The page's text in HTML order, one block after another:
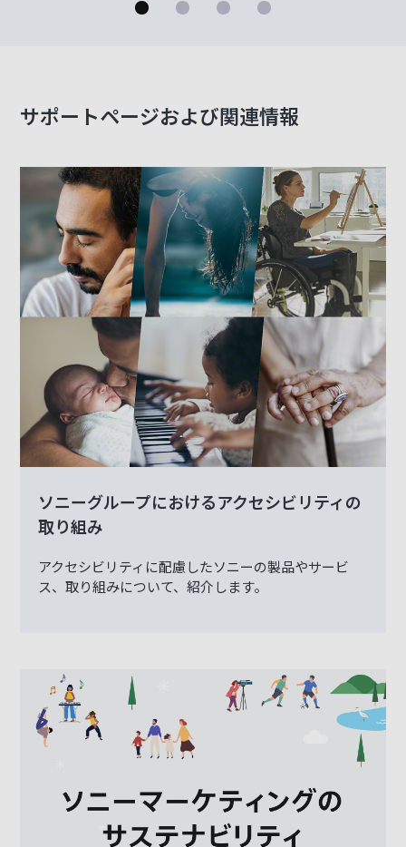
サポートページおよび関連情報
ソニーグループにおけるアクセシビリティの
取り組み
アクセシビリティに配慮したソニーの製品やサービ
ス、取り組みについて、紹介します。